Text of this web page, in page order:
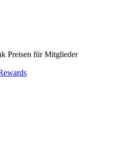
Preisen für Mitglieder